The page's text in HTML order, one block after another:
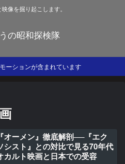
像を掘り起こします。
の昭和探検隊
ーションが含まれています
『オーメン』徹底解剖──『エク
シスト』との対比で見る70年代
カルト映画と日本での受容